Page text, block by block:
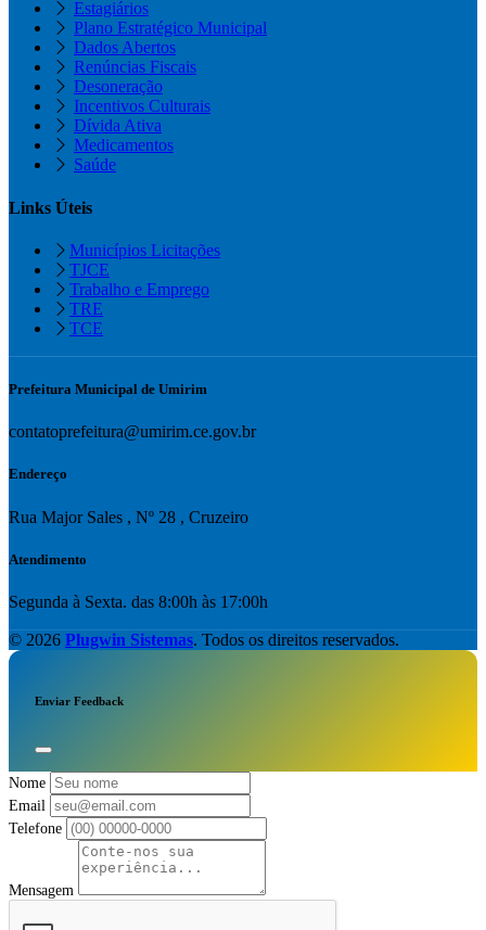
Estagiários
Plano Estratégico Municipal
Dados Abertos
Renúncias Fiscais
Desoneração
Incentivos Culturais
Dívida Ativa
Medicamentos
Saúde
Links Úteis
Municípios Licitações
TJCE
Trabalho e Emprego
TRE
TCE
Prefeitura Municipal de Umirim
contatoprefeitura@umirim.ce.gov.br
Endereço
Rua Major Sales , Nº 28 , Cruzeiro
Atendimento
Segunda à Sexta. das 8:00h às 17:00h
© 2026 Plugwin Sistemas. Todos os direitos reservados.
Enviar Feedback
Nome
Email
Telefone
Mensagem